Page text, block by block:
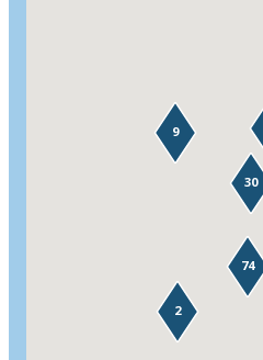
74
30
9
2